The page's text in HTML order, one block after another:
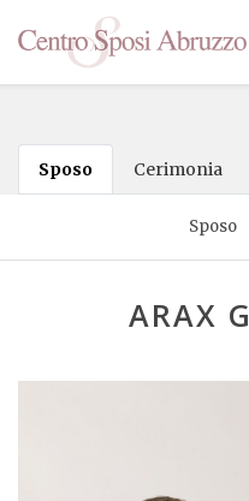
Sposo Cerimonia
Sposo
ARAX